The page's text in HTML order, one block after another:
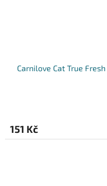
Carnilove Cat True
151 Kč